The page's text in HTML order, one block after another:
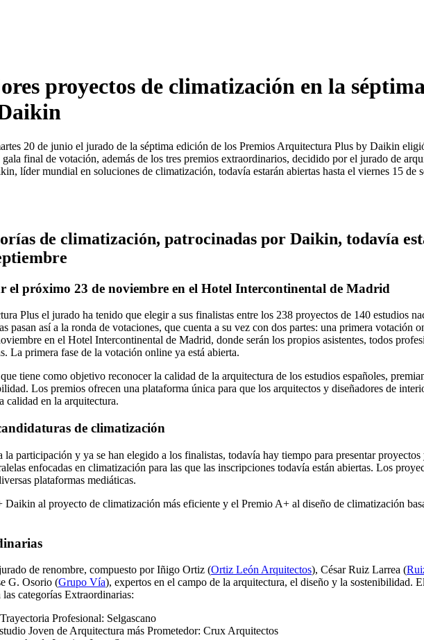
proyectos de climatización en la
20 de junio el jurado de la séptima edición de los Premios Arquitectura Plus by Daikin
final de votación, además de los tres premios extraordinarios, decidido por el jurado de
líder mundial en soluciones de climatización, todavía estarán abiertas hasta el viernes 15 de
de climatización, patrocinadas por Daikin, todavía
el próximo 23 de noviembre en el Hotel Intercontinental de Madrid
Plus el jurado ha tenido que elegir a sus finalistas entre los 238 proyectos de 140 estudios
pasan así a la ronda de votaciones, que cuenta a su vez con dos partes: una primera votación
en el Hotel Intercontinental de Madrid, donde serán los propios asistentes, todos
La primera fase de la votación online ya está abierta.
tiene como objetivo reconocer la calidad de la arquitectura de los estudios españoles,
Los premios ofrecen una plataforma única para que los arquitectos y diseñadores de
calidad en la arquitectura.
de climatización
la participación y ya se han elegido a los finalistas, todavía hay tiempo para presentar
enfocadas en climatización para las que las inscripciones todavía están abiertas. Los
plataformas mediáticas.
al proyecto de climatización más eficiente y el Premio A+ al diseño de climatización
de renombre, compuesto por Iñigo Ortiz (Ortiz León Arquitectos), César Ruiz Larrea (
G. Osorio (Grupo Vía), expertos en el campo de la arquitectura, el diseño y la sostenibilidad.
categorías Extraordinarias:
Profesional: Selgascano
Joven de Arquitectura más Prometedor: Crux Arquitectos